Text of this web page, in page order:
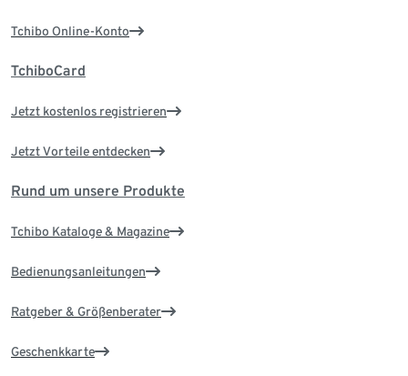
Tchibo Online-Konto
TchiboCard
Jetzt kostenlos registrieren
Jetzt Vorteile entdecken
Rund um unsere Produkte
Tchibo Kataloge & Magazine
Bedienungsanleitungen
Ratgeber & Größenberater
Geschenkkarte